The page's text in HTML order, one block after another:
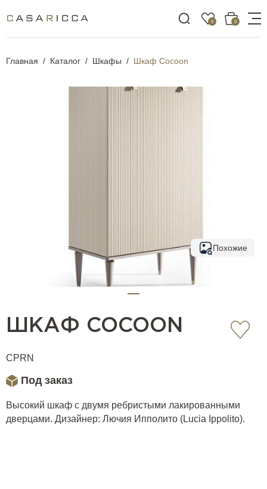
0 0
Главная Каталог Шкафы Шкаф Cocoon
Похожие
ШКАФ COCOON
CPRN
Под заказ
Высокий шкаф с двумя ребристыми лакированными
дверцами. Дизайнер: Лючия Ипполито (Lucia Ippolito).